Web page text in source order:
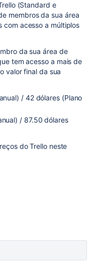
(Standard e
membros da sua área
com acesso a múltiplos
da sua área de
tem acesso a mais de
valor final da sua
/ 42 dólares (Plano
/ 87.50 dólares
do Trello neste